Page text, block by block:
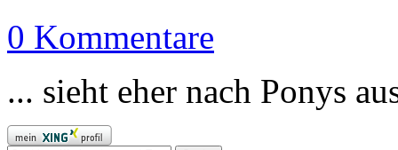
0 Kommentare
... sieht eher nach Ponys